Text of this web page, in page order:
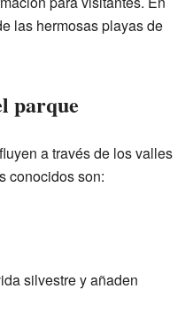
las hermosas playas de
parque
a través de los valles
conocidos son:
silvestre y añaden